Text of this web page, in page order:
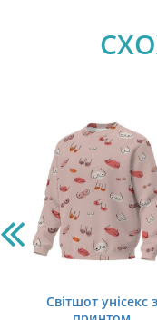
Світшот унісекс з